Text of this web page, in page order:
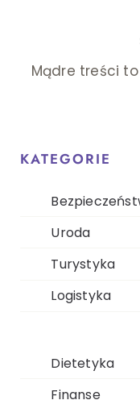
Mądre treści
KATEGORIE
Uroda
Turystyka
Logistyka
Dietetyka
Finanse